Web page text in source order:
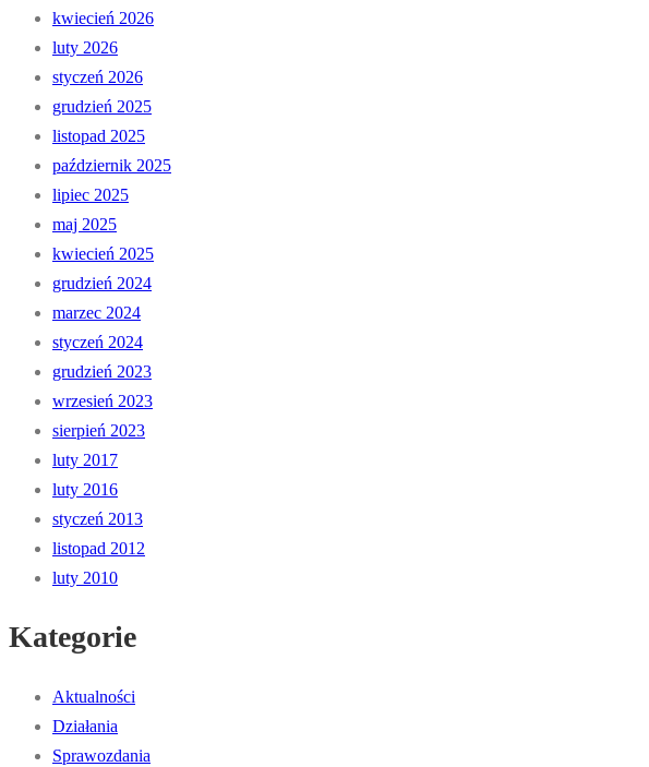
kwiecień 2026
luty 2026
styczeń 2026
grudzień 2025
listopad 2025
październik 2025
lipiec 2025
maj 2025
kwiecień 2025
grudzień 2024
marzec 2024
styczeń 2024
grudzień 2023
wrzesień 2023
sierpień 2023
luty 2017
luty 2016
styczeń 2013
listopad 2012
luty 2010
Kategorie
Aktualności
Działania
Sprawozdania